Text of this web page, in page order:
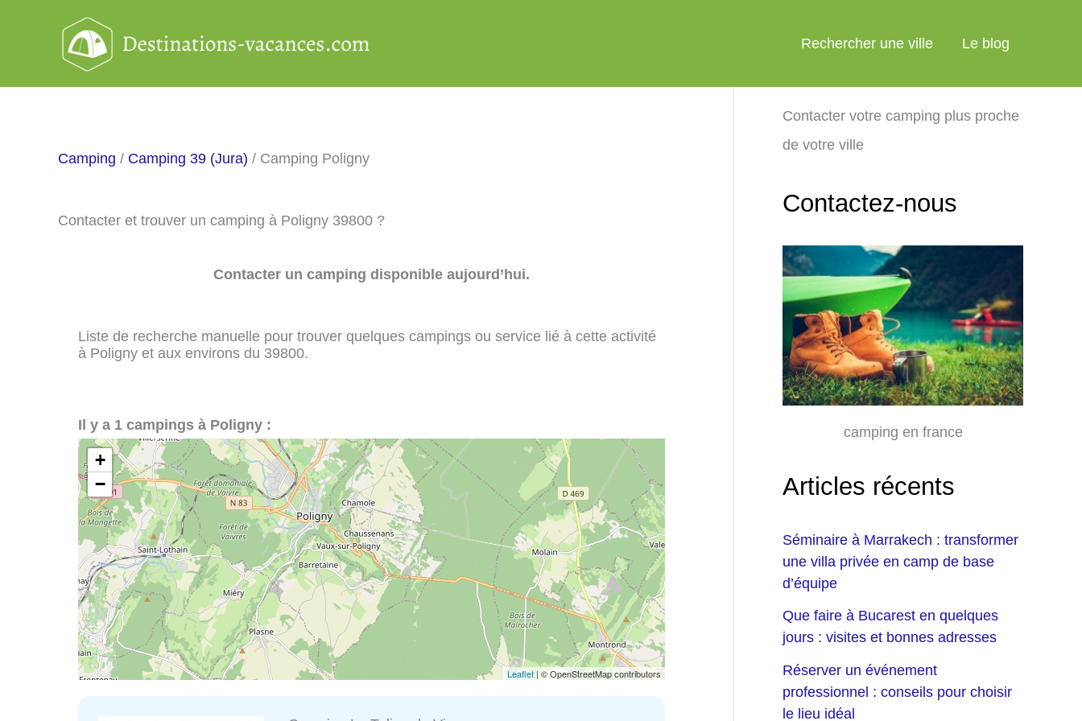
Rechercher une ville Le blog
Camping / Camping 39 (Jura) / Camping Poligny
Contacter et trouver un camping à Poligny 39800 ?
Contacter un camping disponible aujourd’hui.
Liste de recherche manuelle pour trouver quelques campings ou service lié à cette activité
à Poligny et aux environs du 39800.
Il y a 1 campings à Poligny :
+
−
Leaflet | © OpenStreetMap contributors
Contacter votre camping plus proche
de votre ville
Contactez-nous
camping en france
Articles récents
Séminaire à Marrakech : transformer
une villa privée en camp de base
d’équipe
Que faire à Bucarest en quelques
jours : visites et bonnes adresses
Réserver un événement
professionnel : conseils pour choisir
le lieu idéal